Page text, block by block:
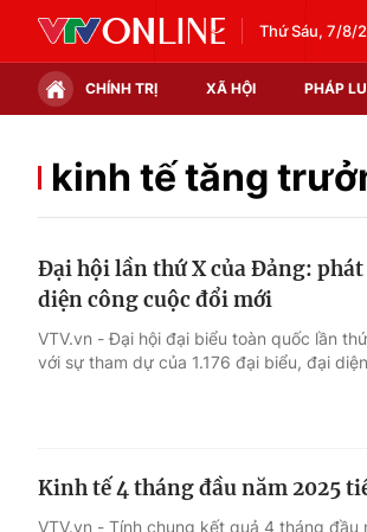
Thứ Sáu, 7/8/
CHÍNH TRỊ XÃ HỘI PHÁP
Chính trị Xã
Tin tức
Thế giới đó đây
Thị
kinh tế tăng
Ðại hội lần thứ X của Ðảng:
diện công cuộc đổi mới
VTV.vn - Đại hội đại biểu toàn quốc lần
với sự tham dự của 1.176 đại biểu, đại
Kinh tế 4 tháng đầu năm 2025
VTV.vn - Tính chung kết quả 4 tháng